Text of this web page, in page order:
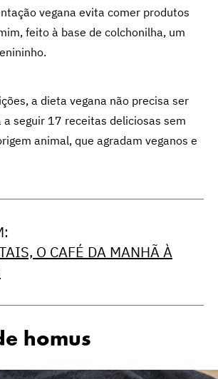
vegana evita comer produtos
feito à base de colchonilha, um
a dieta vegana não precisa ser
a seguir 17 receitas deliciosas sem
animal, que agradam veganos e
O CAFÉ DA MANHÃ À
homus